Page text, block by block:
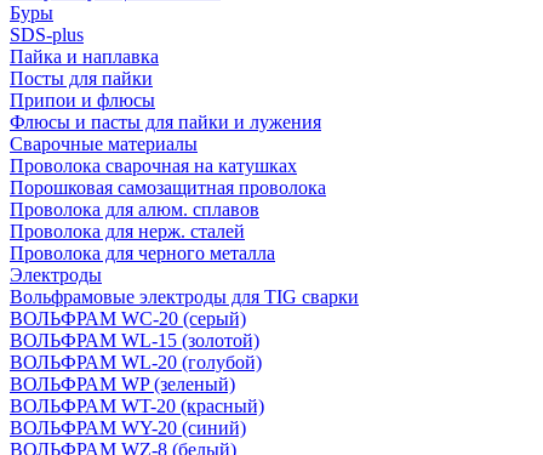
Буры
SDS-plus
Пайка и наплавка
Посты для пайки
Припои и флюсы
Флюсы и пасты для пайки и лужения
Сварочные материалы
Проволока сварочная на катушках
Порошковая самозащитная проволока
Проволока для алюм. сплавов
Проволока для нерж. сталей
Проволока для черного металла
Электроды
Вольфрамовые электроды для TIG сварки
ВОЛЬФРАМ WC-20 (серый)
ВОЛЬФРАМ WL-15 (золотой)
ВОЛЬФРАМ WL-20 (голубой)
ВОЛЬФРАМ WP (зеленый)
ВОЛЬФРАМ WT-20 (красный)
ВОЛЬФРАМ WY-20 (синий)
ВОЛЬФРАМ WZ-8 (белый)